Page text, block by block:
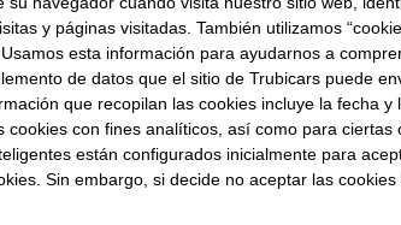
y páginas visitadas. También utilizamos
esta información para ayudarnos a
de datos que el sitio de Trubicars puede
que recopilan las cookies incluye la fecha
con fines analíticos, así como para
están configurados inicialmente para
Sin embargo, si decide no aceptar las